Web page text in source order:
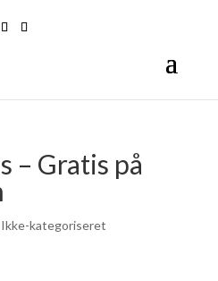
– Gratis på
kategoriseret